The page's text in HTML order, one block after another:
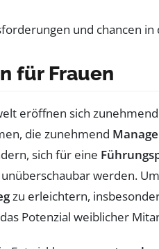
für Frauen
eröffnen sich
die zunehmend
sich für eine
werden.
zu erleichtern,
Potenzial weiblicher